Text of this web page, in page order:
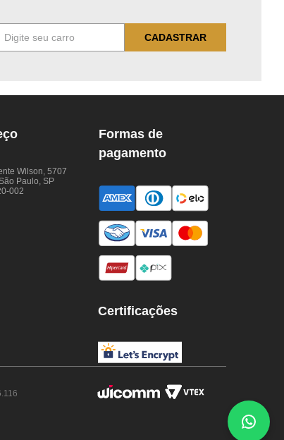
CADASTRAR
Wilson, 5707
Paulo, SP
002
Formas de
pagamento
Certificações